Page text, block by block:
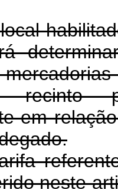
recinto
em
neste